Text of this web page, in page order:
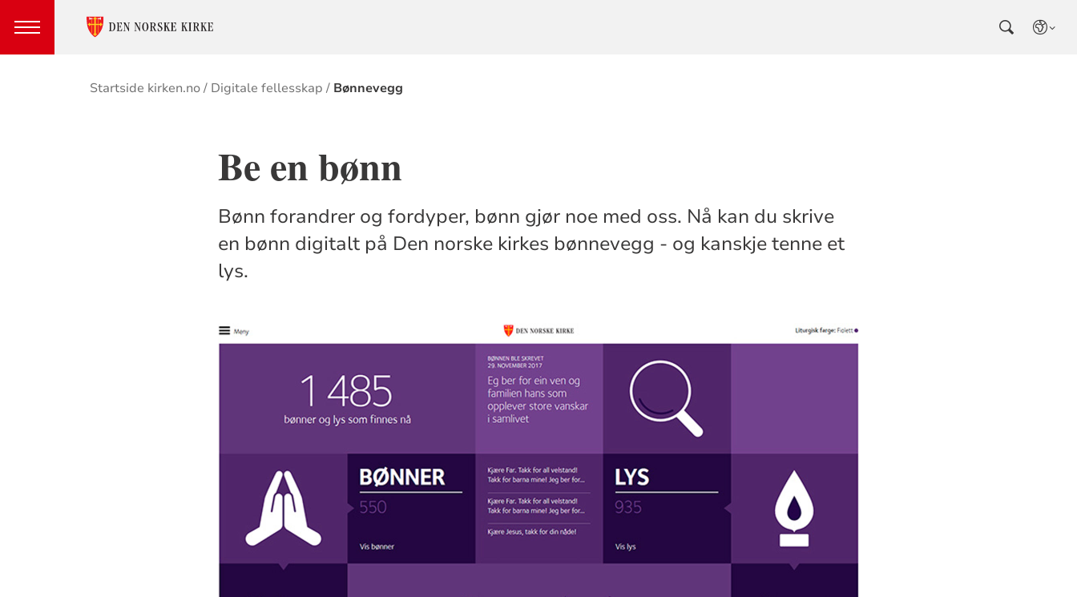
Brødsmulesti
Startside kirken.no Digitale fellesskap Bønnevegg
Be en bønn
Bønn forandrer og fordyper, bønn gjør noe med oss. Nå kan du skrive
en bønn digitalt på Den norske kirkes bønnevegg - og kanskje tenne et
lys.